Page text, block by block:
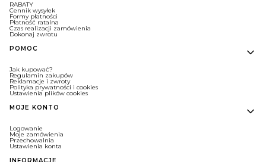
RABATY
Cennik wysyłek
Formy płatności
Płatność ratalna
Czas realizacji zamówienia
Dokonaj zwrotu
POMOC
Jak kupować?
Regulamin zakupów
Reklamacje i zwroty
Polityka prywatności i cookies
Ustawienia plików cookies
MOJE KONTO
Logowanie
Moje zamówienia
Przechowalnia
Ustawienia konta